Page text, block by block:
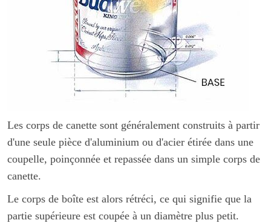
Les corps de canette sont généralement construits à partir
d'une seule pièce d'aluminium ou d'acier étirée dans une
coupelle, poinçonnée et repassée dans un simple corps de
canette.
Le corps de boîte est alors rétréci, ce qui signifie que la
partie supérieure est coupée à un diamètre plus petit.